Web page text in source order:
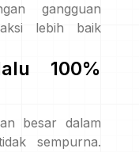
gangguan
lebih baik
100%
besar dalam
sempurna.